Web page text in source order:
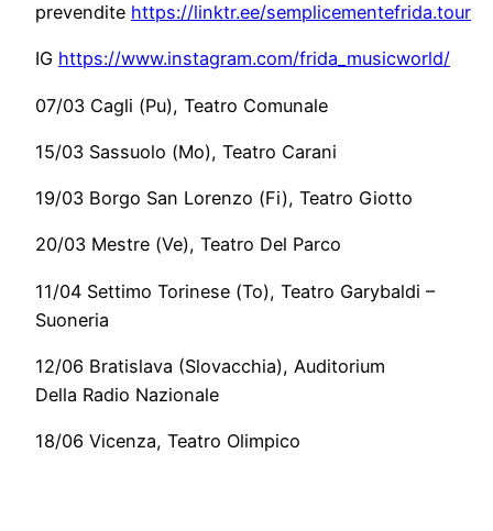
prevendite https://linktr.ee/semplicementefrida.tour
IG https://www.instagram.com/frida_musicworld/
07/03 Cagli (Pu), Teatro Comunale
15/03 Sassuolo (Mo), Teatro Carani
19/03 Borgo San Lorenzo (Fi), Teatro Giotto
20/03 Mestre (Ve), Teatro Del Parco
11/04 Settimo Torinese (To), Teatro Garybaldi –
Suoneria
12/06 Bratislava (Slovacchia), Auditorium
Della Radio Nazionale
18/06 Vicenza, Teatro Olimpico